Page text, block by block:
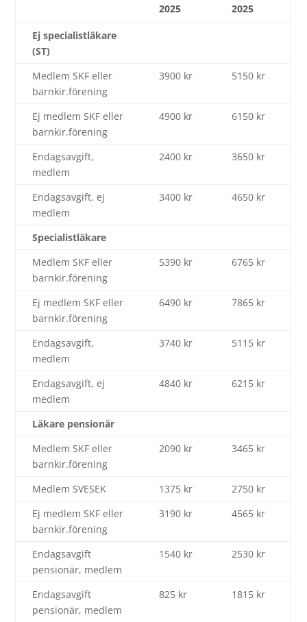
2025
2025
Ej specialistläkare
(ST)
Medlem SKF eller
barnkir.förening
3900 kr 5150 kr
Ej medlem SKF eller
barnkir.förening
4900 kr 6150 kr
Endagsavgift,
medlem
2400 kr 3650 kr
Endagsavgift, ej
medlem
3400 kr 4650 kr
Specialistläkare
Medlem SKF eller
barnkir.förening
5390 kr 6765 kr
Ej medlem SKF eller
barnkir.förening
6490 kr 7865 kr
Endagsavgift,
medlem
3740 kr 5115 kr
Endagsavgift, ej
medlem
4840 kr 6215 kr
Läkare pensionär
Medlem SKF eller
barnkir.förening
2090 kr 3465 kr
Medlem SVESEK 1375 kr
2750 kr
Ej medlem SKF eller
barnkir.förening
3190 kr 4565 kr
Endagsavgift
pensionär, medlem
1540 kr 2530 kr
Endagsavgift
pensionär, medlem
825 kr 1815 kr